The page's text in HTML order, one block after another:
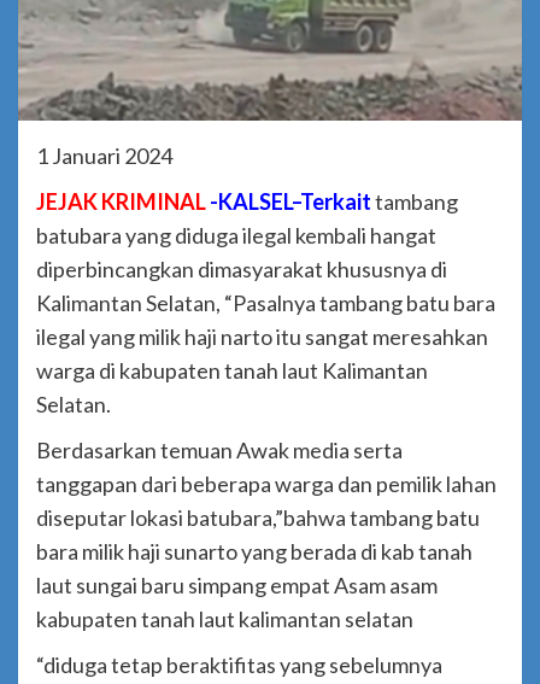
1 Januari 2024
JEJAK KRIMINAL-KALSEL–Terkaittambang
batubara yang diduga ilegal kembali hangat
diperbincangkan dimasyarakat khususnya di
Kalimantan Selatan, “Pasalnya tambang batu bara
ilegal yang milik haji narto itu sangat meresahkan
warga di kabupaten tanah laut Kalimantan
Selatan.
Berdasarkan temuan Awak media serta
tanggapan dari beberapa warga dan pemilik lahan
diseputar lokasi batubara,”bahwa tambang batu
bara milik haji sunarto yang berada di kab tanah
laut sungai baru simpang empat Asam asam
kabupaten tanah laut kalimantan selatan
“diduga tetap beraktifitas yang sebelumnya